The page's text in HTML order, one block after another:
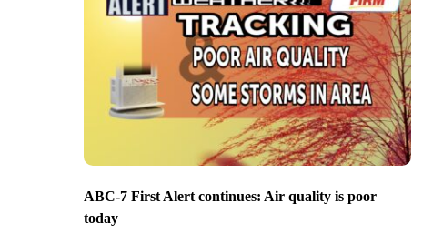
ABC-7 First Alert continues: Air quality is poor
today